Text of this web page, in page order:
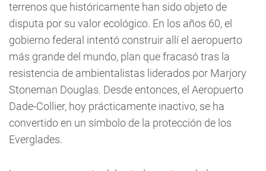
terrenos que históricamente han sido objeto de
disputa por su valor ecológico. En los años 60, el
gobierno federal intentó construir allí el aeropuerto
más grande del mundo, plan que fracasó tras la
resistencia de ambientalistas liderados por Marjory
Stoneman Douglas. Desde entonces, el Aeropuerto
Dade-Collier, hoy prácticamente inactivo, se ha
convertido en un símbolo de la protección de los
Everglades.